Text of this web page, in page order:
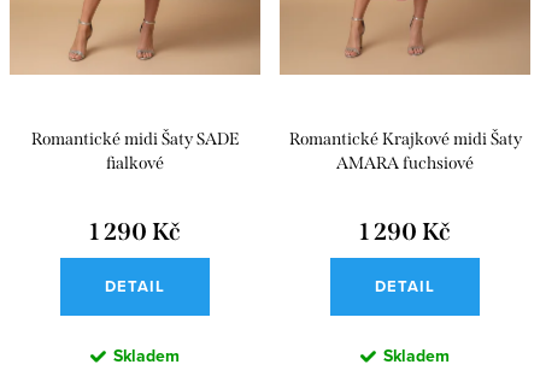
ů
Romantické midi Šaty SADE
fialkové
1 290 Kč
DETAIL
Skladem
Romantické Krajkové midi Šaty
AMARA fuchsiové
1 290 Kč
DETAIL
Skladem